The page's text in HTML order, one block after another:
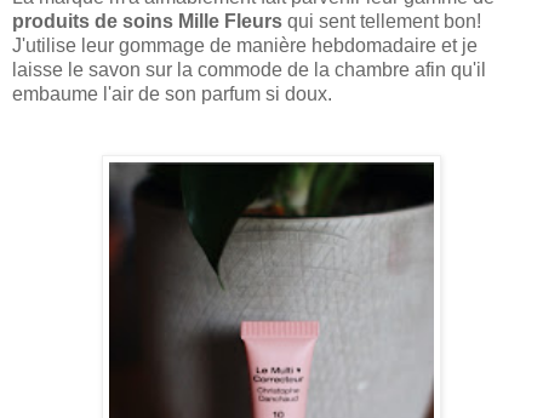
produits de soins Mille Fleurs qui sent tellement bon!
J'utilise leur gommage de manière hebdomadaire et je
laisse le savon sur la commode de la chambre afin qu'il
embaume l'air de son parfum si doux.